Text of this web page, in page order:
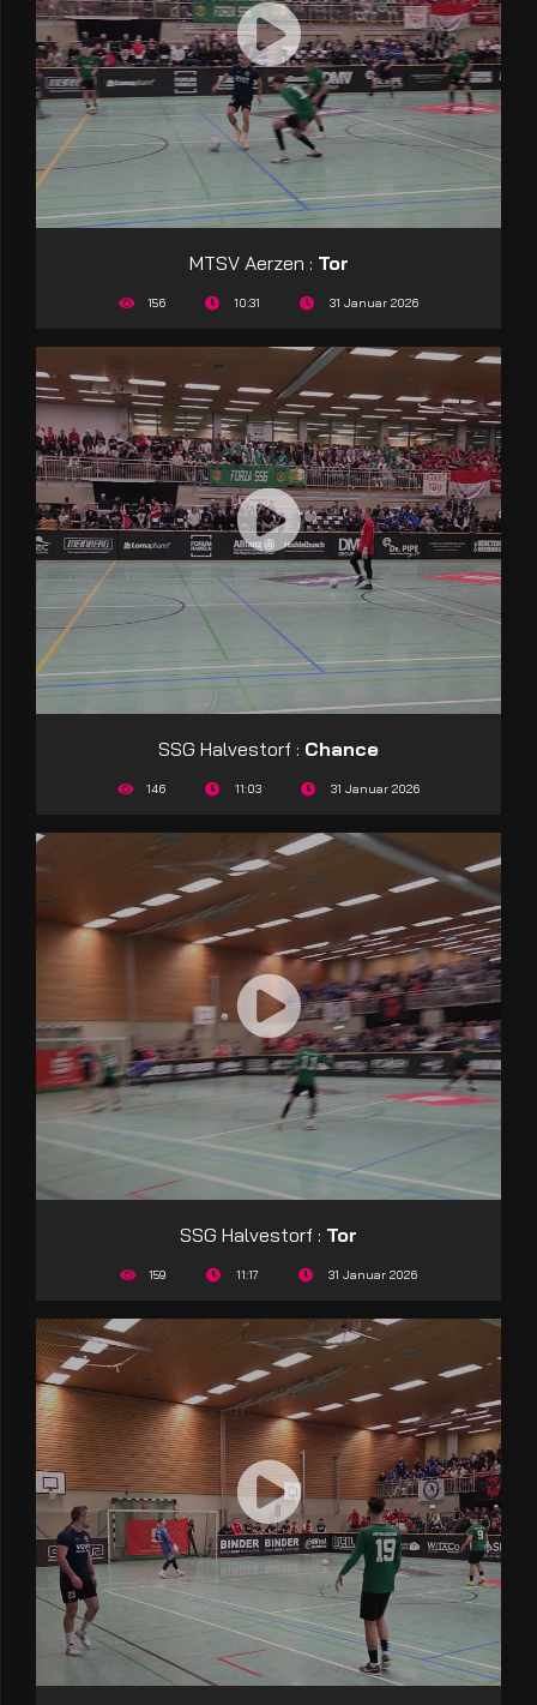
MTSV Aerzen : Tor
156 10:31 31 Januar 2026
SSG Halvestorf : Chance
146 11:03 31 Januar 2026
SSG Halvestorf : Tor
159 11:17 31 Januar 2026